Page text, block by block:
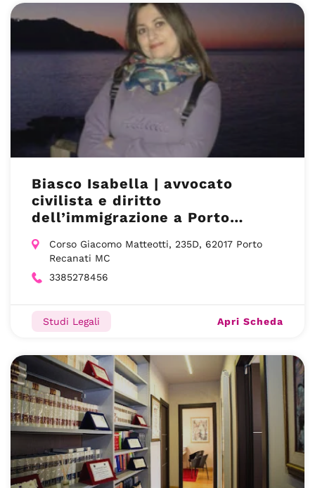
Biasco Isabella | avvocato
civilista e diritto
dell’immigrazione a Porto
Corso Giacomo Matteotti, 235D, 62017 Porto
Recanati MC
3385278456
Studi Legali Apri Scheda